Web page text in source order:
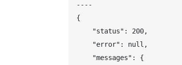
----
{
    "status": 200,
    "error": null,
    "messages": {